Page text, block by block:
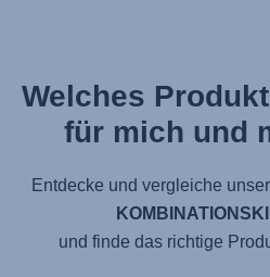
Welches
für mich und
Entdecke und vergleiche
und finde das richtige